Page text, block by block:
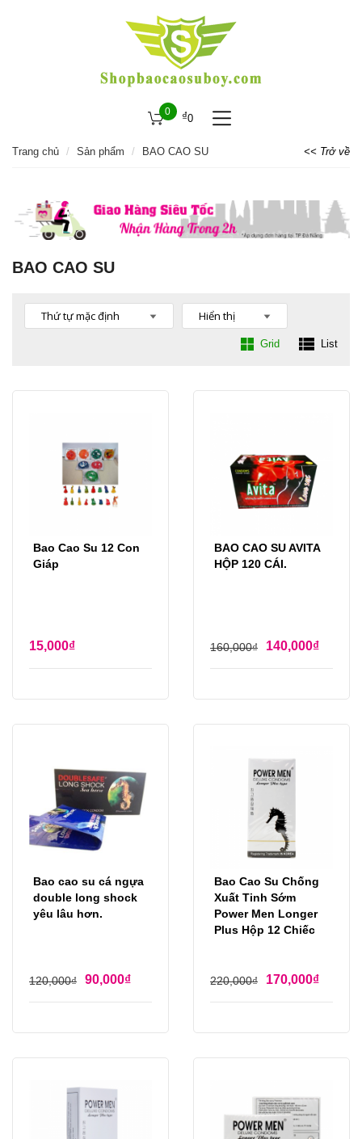
0
0
₫
Trang chủ Sản phẩm BAO CAO SU << Trở về
BAO CAO SU
Grid List
Bao Cao Su 12 Con
Giáp
15,000₫
BAO CAO SU AVITA
HỘP 120 CÁI.
160,000₫ 140,000₫
Bao cao su cá ngựa
double long shock
yêu lâu hơn.
120,000₫ 90,000₫
Bao Cao Su Chống
Xuất Tinh Sớm
Power Men Longer
Plus Hộp 12 Chiếc
220,000₫ 170,000₫